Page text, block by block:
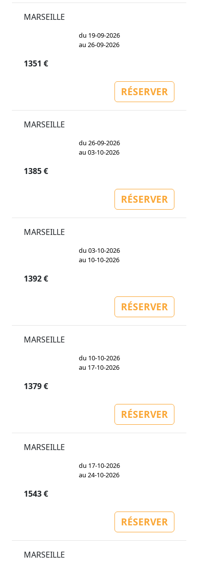
MARSEILLE
du 19-09-2026
au 26-09-2026
1351 €
RÉSERVER
MARSEILLE
du 26-09-2026
au 03-10-2026
1385 €
RÉSERVER
MARSEILLE
du 03-10-2026
au 10-10-2026
1392 €
RÉSERVER
MARSEILLE
du 10-10-2026
au 17-10-2026
1379 €
RÉSERVER
MARSEILLE
du 17-10-2026
au 24-10-2026
1543 €
RÉSERVER
MARSEILLE